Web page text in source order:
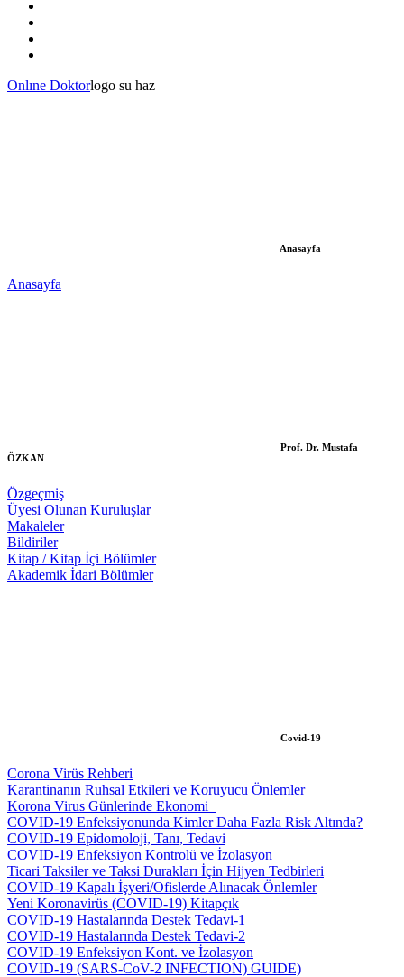
Onlıne Doktorlogo su haz
Anasayfa
Anasayfa
Prof. Dr. Mustafa
ÖZKAN
Özgeçmiş
Üyesi Olunan Kuruluşlar
Makaleler
Bildiriler
Kitap / Kitap İçi Bölümler
Akademik İdari Bölümler
Covid-19
Corona Virüs Rehberi
Karantinanın Ruhsal Etkileri ve Koruyucu Önlemler
Korona Virus Günlerinde Ekonomi_
COVID-19 Enfeksiyonunda Kimler Daha Fazla Risk Altında?
COVID-19 Epidomoloji, Tanı, Tedavi
COVID-19 Enfeksiyon Kontrolü ve İzolasyon
Ticari Taksiler ve Taksi Durakları İçin Hijyen Tedbirleri
COVID-19 Kapalı İşyeri/Ofislerde Alınacak Önlemler
Yeni Koronavirüs (COVID-19) Kitapçık
COVID-19 Hastalarında Destek Tedavi-1
COVID-19 Hastalarında Destek Tedavi-2
COVID-19 Enfeksiyon Kont. ve İzolasyon
COVID-19 (SARS-CoV-2 INFECTION) GUIDE)